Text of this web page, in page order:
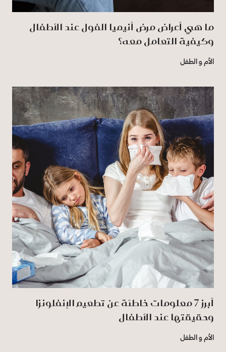
ما هي أعراض مرض أنيميا الفول عند الأطفال
وكيفية التعامل معه؟
الأم و الطفل
أبرز 7 معلومات خاطئة عن تطعيم الإنفلونزا
وحقيقتها عند الأطفال
الأم و الطفل